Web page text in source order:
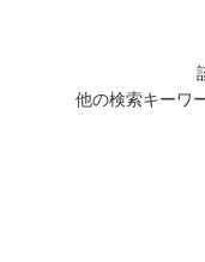
他の検索キーワ